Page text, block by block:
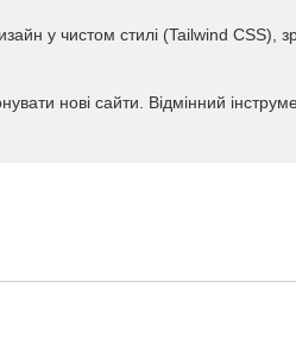
у чистом стилі (Tailwind CSS),
нові сайти. Відмінний